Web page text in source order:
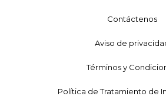
Contáctenos
Aviso de
Términos y
Política de Tratamiento de